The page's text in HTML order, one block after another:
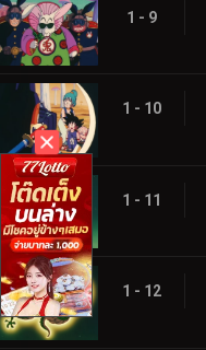
1 - 9
1 - 10
1 - 11
1 - 12